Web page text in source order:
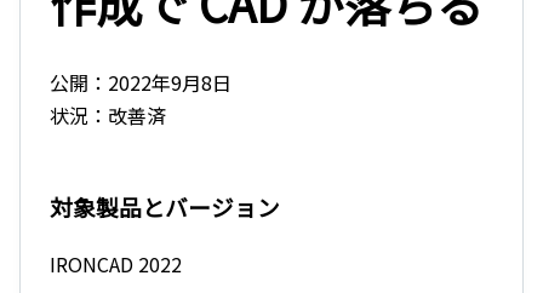
公開：2022年9月8日
状況：改善済
対象製品とバージョン
IRONCAD 2022